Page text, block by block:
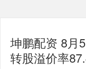
坤鹏配资 8月
转股溢价率